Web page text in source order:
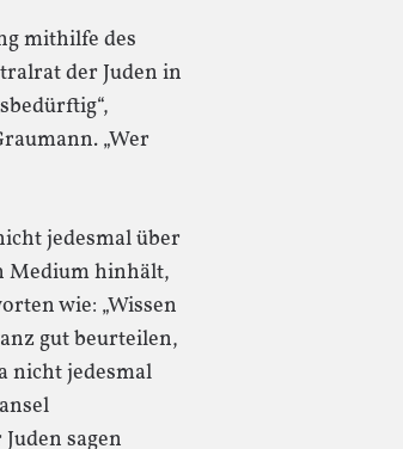
mithilfe des
der Juden in
„Wer
jedesmal über
Medium hinhält,
wie: „Wissen
gut beurteilen,
nicht jedesmal
sagen